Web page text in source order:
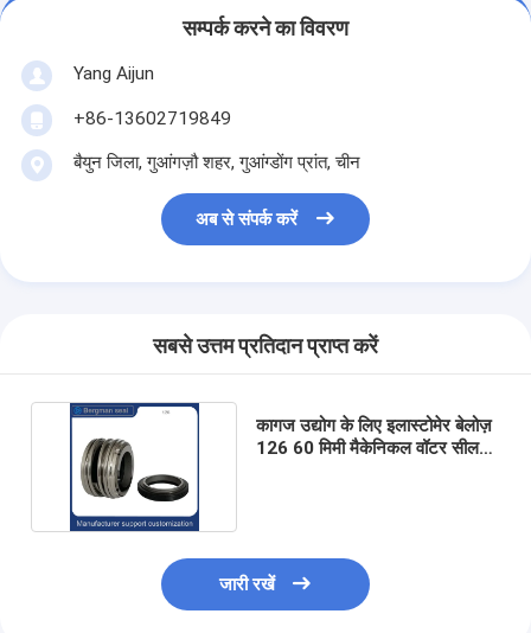
सम्पर्क करने का विवरण
Yang Aijun
+86-13602719849
बैयुन जिला, गुआंगज़ौ शहर, गुआंग्डोंग प्रांत, चीन
अब से संपर्क करें
सबसे उत्तम प्रतिदान प्राप्त करें
कागज उद्योग के लिए इलास्टोमेर बेलोज़
126 60 मिमी मैकेनिकल वॉटर सील
जारी रखें